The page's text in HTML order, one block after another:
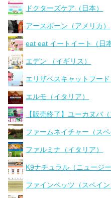
ドクターズケア（日本）
アースボーン（アメリカ）
eat eat イートイート（日本
エデン （イギリス）
エリザベスキャットフード
エルモ（イタリア）
【販売終了】ユーカヌバ（
ファームネイチャー（スペ
ファルミナ（イタリア）
K9ナチュラル（ニュージー
ファインペッツ（スペイン